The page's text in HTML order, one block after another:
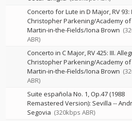
Concerto for Lute in D Major, RV 93:
Christopher Parkening/Academy of
Martin-in-the-Fields/Iona Brown
ABR)
Concerto in C Major, RV 425: III.
Christopher Parkening/Academy of
Martin-in-the-Fields/Iona Brown
ABR)
Suite española No. 1, Op.47 (1988
Remastered Version): Sevilla --
Segovia (320kbps ABR)